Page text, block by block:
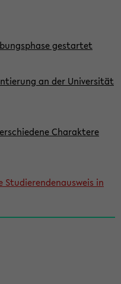
gestartet
an der Universität
Charaktere
in